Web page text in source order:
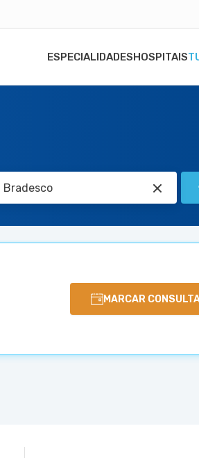
ESPECIALIDADESHOSPITAIS
MARCAR